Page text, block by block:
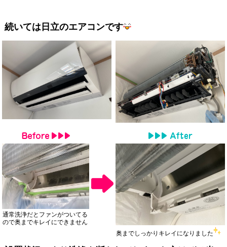
続いては日立のエアコンです
通常洗浄だとファンがついてる
ので奥までキレイにできません
奥までしっかりキレイになりました